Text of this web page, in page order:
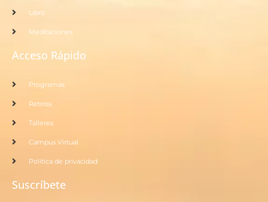
Libro
Meditaciones
Acceso Rápido
Programas
Retiros
Talleres
Campus Virtual
Politica de privacidad
Suscríbete